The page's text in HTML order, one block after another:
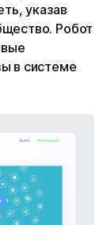
указав
Робот
в системе